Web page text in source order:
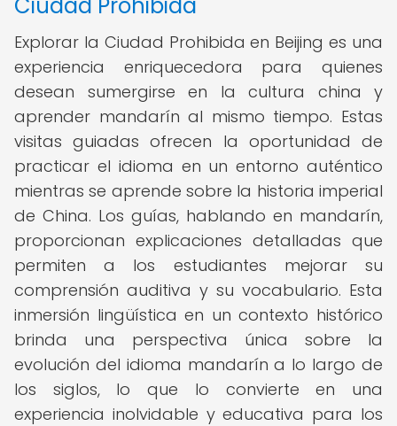
Explorar la Ciudad Prohibida en Beijing es una
experiencia enriquecedora para quienes
desean sumergirse en la cultura china y
aprender mandarín al mismo tiempo. Estas
visitas guiadas ofrecen la oportunidad de
practicar el idioma en un entorno auténtico
mientras se aprende sobre la historia imperial
de China. Los guías, hablando en mandarín,
proporcionan explicaciones detalladas que
permiten a los estudiantes mejorar su
comprensión auditiva y su vocabulario. Esta
inmersión lingüística en un contexto histórico
brinda una perspectiva única sobre la
evolución del idioma mandarín a lo largo de
los siglos, lo que lo convierte en una
experiencia inolvidable y educativa para los